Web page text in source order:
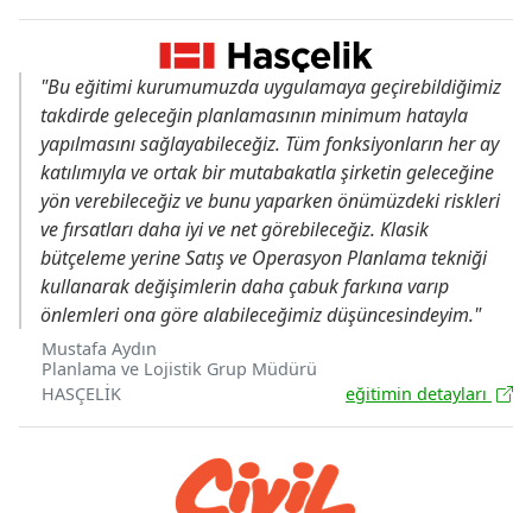
"Bu eğitimi kurumumuzda uygulamaya geçirebildiğimiz
takdirde geleceğin planlamasının minimum hatayla
yapılmasını sağlayabileceğiz. Tüm fonksiyonların her ay
katılımıyla ve ortak bir mutabakatla şirketin geleceğine
yön verebileceğiz ve bunu yaparken önümüzdeki riskleri
ve fırsatları daha iyi ve net görebileceğiz. Klasik
bütçeleme yerine Satış ve Operasyon Planlama tekniği
kullanarak değişimlerin daha çabuk farkına varıp
önlemleri ona göre alabileceğimiz düşüncesindeyim."
Mustafa Aydın
Planlama ve Lojistik Grup Müdürü
HASÇELİK
eğitimin detayları